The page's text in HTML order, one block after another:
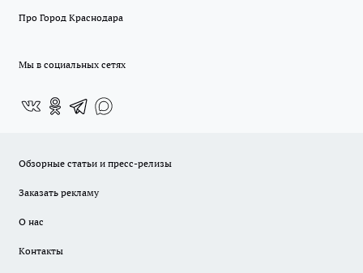
Про Город Краснодара
Мы в социальных сетях
Обзорные статьи и пресс-релизы
Заказать рекламу
О нас
Контакты